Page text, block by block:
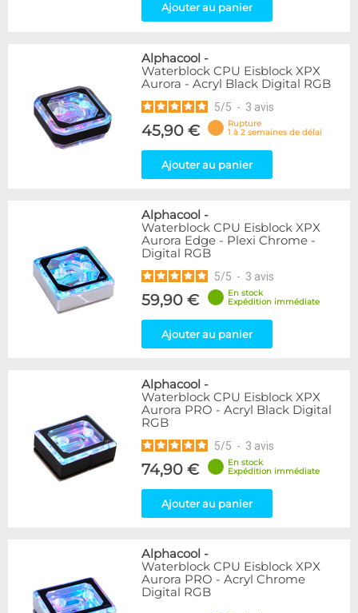
Ajouter au panier
Alphacool -
Waterblock CPU Eisblock XPX
Aurora - Acryl Black Digital RGB
5/5 - 3 avis
45,90 €
Rupture
1 à 2 semaines de délai
Ajouter au panier
Alphacool -
Waterblock CPU Eisblock XPX
Aurora Edge - Plexi Chrome -
Digital RGB
5/5 - 3 avis
59,90 €
En stock
Expédition immédiate
Ajouter au panier
Alphacool -
Waterblock CPU Eisblock XPX
Aurora PRO - Acryl Black Digital
RGB
5/5 - 3 avis
74,90 €
En stock
Expédition immédiate
Ajouter au panier
Alphacool -
Waterblock CPU Eisblock XPX
Aurora PRO - Acryl Chrome
Digital RGB